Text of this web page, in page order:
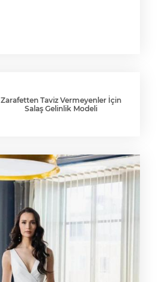
Zarafetten Taviz Vermeyenler İçin
Salaş Gelinlik Modeli